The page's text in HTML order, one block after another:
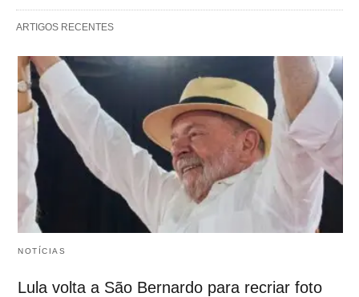
ARTIGOS RECENTES
NOTÍCIAS
Lula volta a São Bernardo para recriar foto